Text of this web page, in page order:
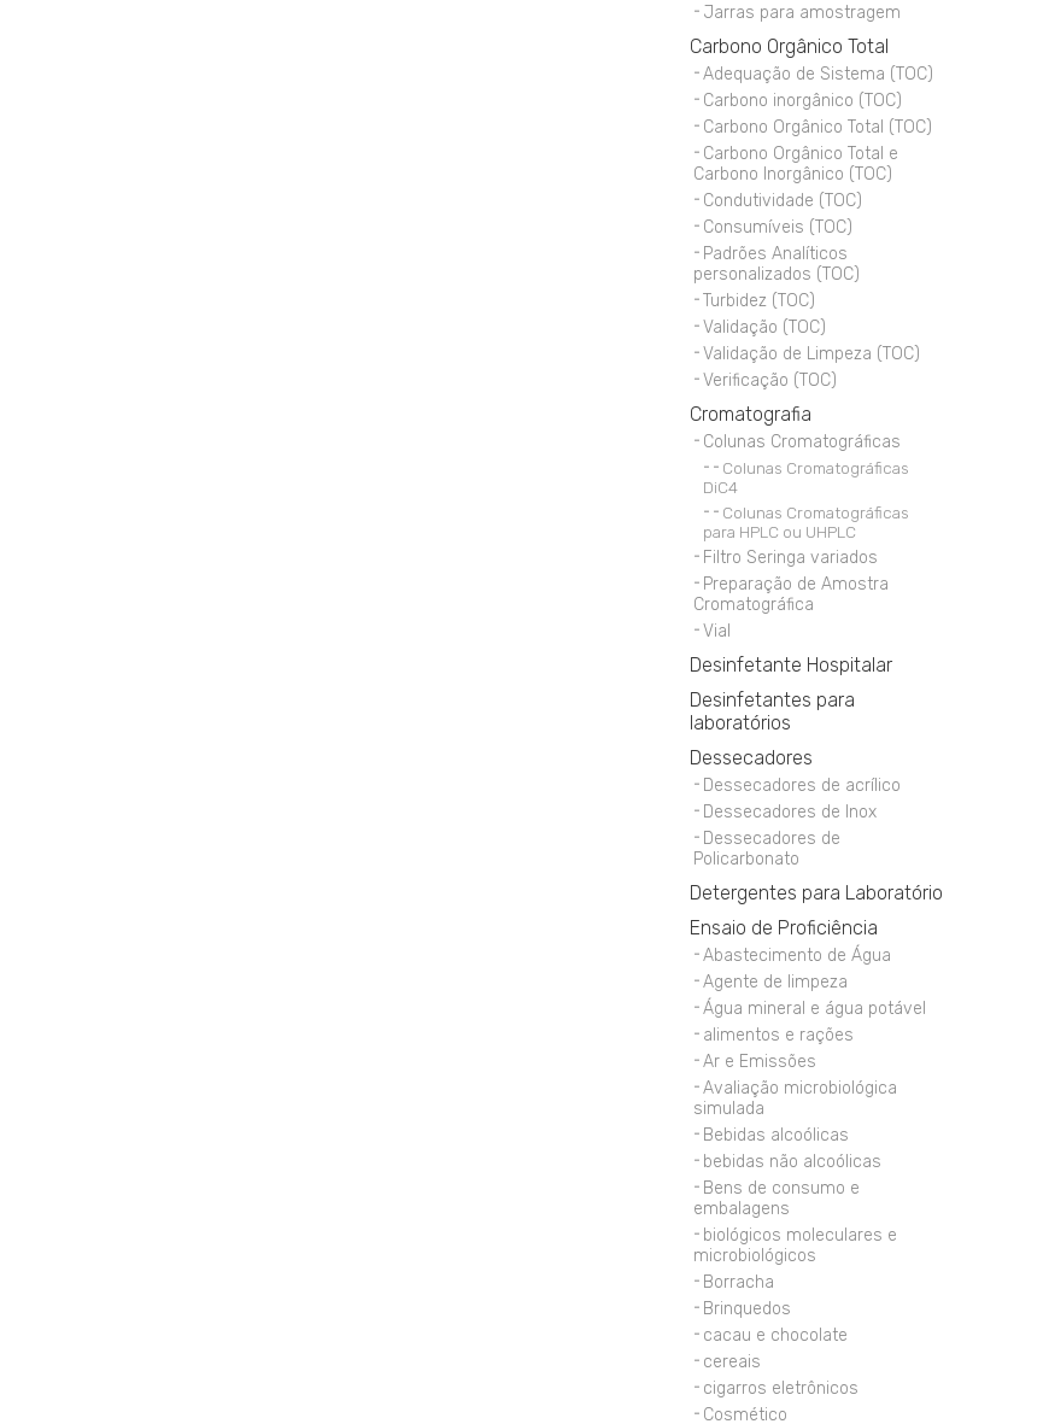
Jarras para amostragem
Carbono Orgânico Total
Adequação de Sistema (TOC)
Carbono inorgânico (TOC)
Carbono Orgânico Total (TOC)
Carbono Orgânico Total e
Carbono Inorgânico (TOC)
Condutividade (TOC)
Consumíveis (TOC)
Padrões Analíticos
personalizados (TOC)
Turbidez (TOC)
Validação (TOC)
Validação de Limpeza (TOC)
Verificação (TOC)
Cromatografia
Colunas Cromatográficas
Colunas Cromatográficas
DiC4
Colunas Cromatográficas
para HPLC ou UHPLC
Filtro Seringa variados
Preparação de Amostra
Cromatográfica
Vial
Desinfetante Hospitalar
Desinfetantes para
laboratórios
Dessecadores
Dessecadores de acrílico
Dessecadores de Inox
Dessecadores de
Policarbonato
Detergentes para Laboratório
Ensaio de Proficiência
Abastecimento de Água
Agente de limpeza
Água mineral e água potável
alimentos e rações
Ar e Emissões
Avaliação microbiológica
simulada
Bebidas alcoólicas
bebidas não alcoólicas
Bens de consumo e
embalagens
biológicos moleculares e
microbiológicos
Borracha
Brinquedos
cacau e chocolate
cereais
cigarros eletrônicos
Cosmético